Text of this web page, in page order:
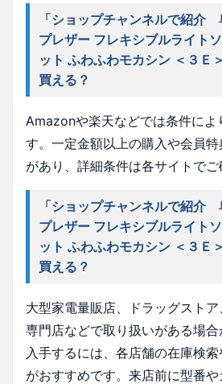
「ショップチャンネルで紹介
プレザー フレキシブルライト
ット ふわふわモカシン ＜３Ｅ
買える？
Amazonや楽天などでは条件によ
す。一定金額以上の購入や会員
があり、詳細条件は各サイトでご
「ショップチャンネルで紹介
プレザー フレキシブルライト
ット ふわふわモカシン ＜３Ｅ
買える？
大型家電量販店、ドラッグストア
専門店などで取り扱いがある場
入手するには、各店舗の在庫検
がおすすめです。来店前に型番